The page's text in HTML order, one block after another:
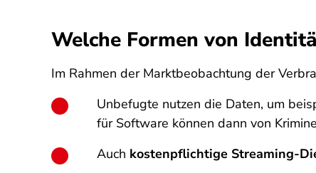
Welche Formen von
Im Rahmen der Marktbeobachtung der
Unbefugte nutzen die Daten, um
für Software können dann von
Auch kostenpflichtige Streaming-